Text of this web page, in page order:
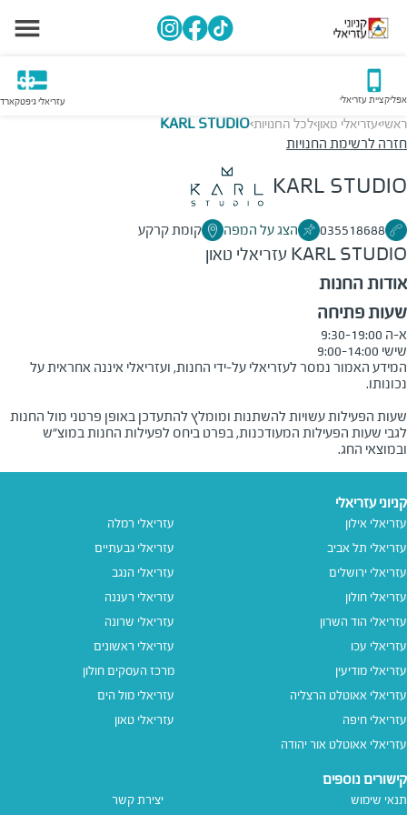
אפליקציית עזריאלי עזריאלי גיפטקארד
ראשי>עזריאלי טאון>לכל החנויות>
KARL STUDIO
חזרה לרשימת החנויות
KARL STUDIO
035518688 הצג על המפה קומת קרקע
KARL STUDIO עזריאלי טאון
אודות החנות
שעות פתיחה
שישי 9:00-14:00
המידע האמור נמסר לעזריאלי על-ידי החנות, ועזריאלי איננה אחראית על
שעות הפעילות עשויות להשתנות ומומלץ להתעדכן באופן פרטני מול החנות
לגבי שעות הפעילות המעודכנות, בפרט ביחס לפעילות החנות במוצ"ש
ובמוצאי החג.
קניוני עזריאלי
עזריאלי אילון
עזריאלי תל אביב
עזריאלי ירושלים
עזריאלי חולון
עזריאלי הוד השרון
עזריאלי עכו
עזריאלי מודיעין
עזריאלי אאוטלט הרצליה
עזריאלי חיפה
עזריאלי אאוטלט אור יהודה
עזריאלי רמלה
עזריאלי גבעתיים
עזריאלי הנגב
עזריאלי רעננה
עזריאלי שרונה
עזריאלי ראשונים
מרכז העסקים חולון
עזריאלי מול הים
עזריאלי טאון
קישורים נוספים
תנאי שימוש יצירת קשר